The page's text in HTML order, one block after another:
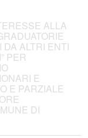
ALLA
ALTRI ENTI
PER
E
E PARZIALE
DI